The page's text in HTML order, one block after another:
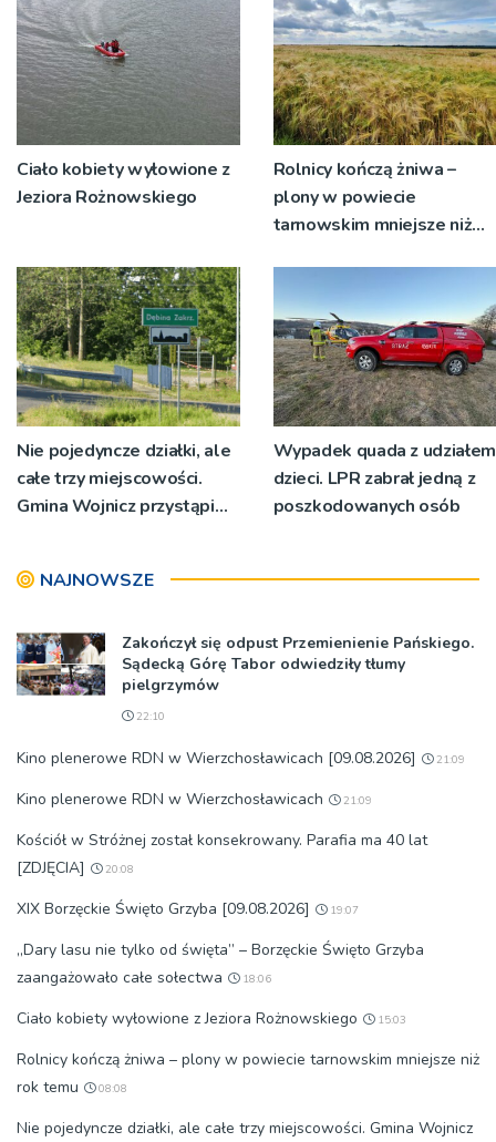
Ciało kobiety wyłowione z
Jeziora Rożnowskiego
Rolnicy kończą żniwa –
plony w powiecie
tarnowskim mniejsze niż
Nie pojedyncze działki, ale
całe trzy miejscowości.
Gmina Wojnicz przystąpi
Wypadek quada z udziałem
dzieci. LPR zabrał jedną z
poszkodowanych osób
NAJNOWSZE
Zakończył się odpust Przemienienie Pańskiego.
Sądecką Górę Tabor odwiedziły tłumy
pielgrzymów
22:10
Kino plenerowe RDN w Wierzchosławicach [09.08.2026] 21:09
Kino plenerowe RDN w Wierzchosławicach 21:09
Kościół w Stróżnej został konsekrowany. Parafia ma 40 lat
[ZDJĘCIA]
20:08
XIX Borzęckie Święto Grzyba [09.08.2026] 19:07
„Dary lasu nie tylko od święta” – Borzęckie Święto Grzyba
zaangażowało całe sołectwa
18:06
Ciało kobiety wyłowione z Jeziora Rożnowskiego 15:03
Rolnicy kończą żniwa – plony w powiecie tarnowskim mniejsze niż
rok temu
08:08
Nie pojedyncze działki, ale całe trzy miejscowości. Gmina Wojnicz